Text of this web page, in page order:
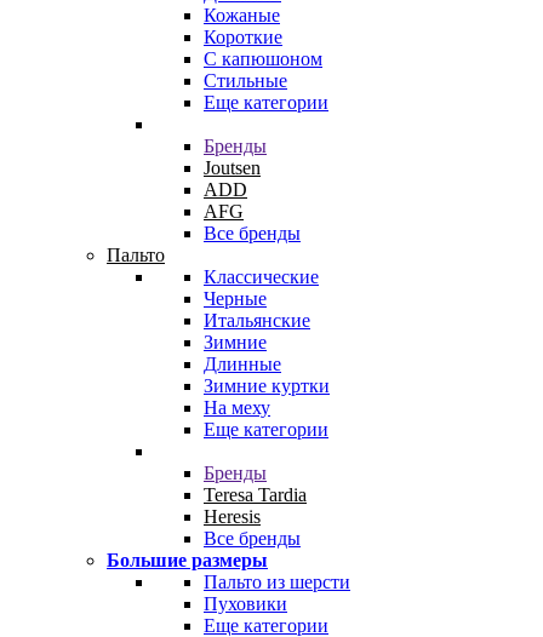
Кожаные
Короткие
С капюшоном
Стильные
Еще категории
Бренды
Joutsen
ADD
AFG
Все бренды
Пальто
Классические
Черные
Итальянские
Зимние
Длинные
Зимние куртки
На меху
Еще категории
Бренды
Teresa Tardia
Heresis
Все бренды
Большие размеры
Пальто из шерсти
Пуховики
Еще категории